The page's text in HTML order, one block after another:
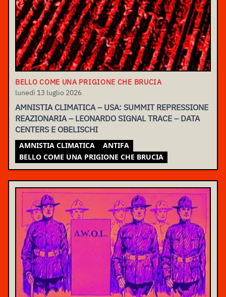
BELLO COME UNA PRIGIONE CHE BRUCIA
lunedì 13 luglio 2026
AMNISTIA CLIMATICA – USA: SUMMIT REPRESSIONE
REAZIONARIA – LEONARDO SIGNAL TRACE – DATA
CENTERS E OBELISCHI
AMNISTIA CLIMATICA
ANTIFA
BELLO COME UNA PRIGIONE CHE BRUCIA